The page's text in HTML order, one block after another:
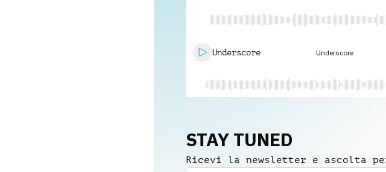
Underscore Underscore
STAY TUNED
Ricevi la newsletter e ascolta